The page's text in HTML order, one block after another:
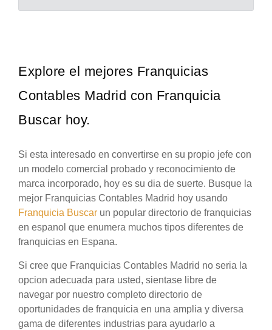
Explore el mejores Franquicias
Contables Madrid con Franquicia
Buscar hoy.
Si esta interesado en convertirse en su propio jefe con
un modelo comercial probado y reconocimiento de
marca incorporado, hoy es su dia de suerte. Busque la
mejor Franquicias Contables Madrid hoy usando
Franquicia Buscar un popular directorio de franquicias
en espanol que enumera muchos tipos diferentes de
franquicias en Espana.
Si cree que Franquicias Contables Madrid no seria la
opcion adecuada para usted, sientase libre de
navegar por nuestro completo directorio de
oportunidades de franquicia en una amplia y diversa
gama de diferentes industrias para ayudarlo a